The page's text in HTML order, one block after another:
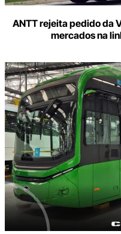
ANTT rejeita pedido da
mercados na